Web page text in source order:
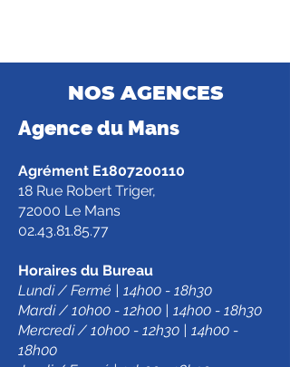
NOS AGENCES
Agence du Mans
Agrément E1807200110
18 Rue Robert Triger,
72000 Le Mans
02.43.81.85.77
Horaires du Bureau
Lundi / Fermé | 14h00 - 18h30
Mardi / 10h00 - 12h00 | 14h00 - 18h30
Mercredi / 10h00 - 12h30 | 14h00 -
18h00